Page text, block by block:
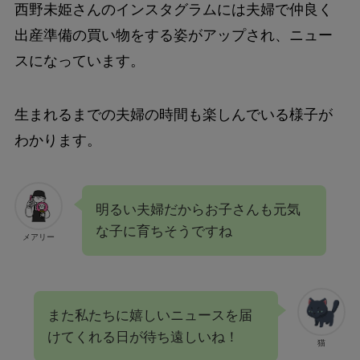
西野未姫さんのインスタグラムには夫婦で仲良く
出産準備の買い物をする姿がアップされ、ニュー
スになっています。
生まれるまでの夫婦の時間も楽しんでいる様子が
わかります。
メアリー
明るい夫婦だからお子さんも元気
な子に育ちそうですね
猫
また私たちに嬉しいニュースを届
けてくれる日が待ち遠しいね！